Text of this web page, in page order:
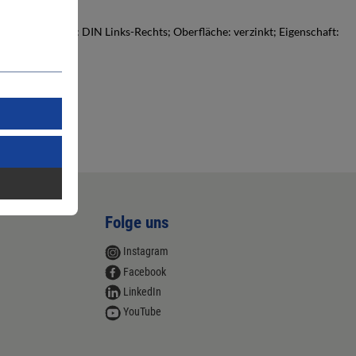
Richtung: DIN Links-Rechts; Oberfläche: verzinkt; Eigenschaft:
Folge uns
Instagram
Facebook
LinkedIn
YouTube